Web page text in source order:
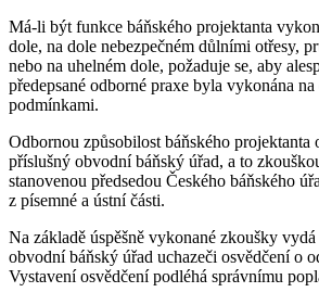
Má-li být funkce báňského projektanta
dole, na dole nebezpečném důlními otřesy,
nebo na uhelném dole, požaduje se, aby
předepsané odborné praxe byla vykonána
podmínkami.
Odbornou způsobilost báňského projektanta
příslušný obvodní báňský úřad, a to
stanovenou předsedou Českého báňského
z písemné a ústní části.
Na základě úspěšně vykonané zkoušky
obvodní báňský úřad uchazeči osvědčení o
Vystavení osvědčení podléhá správnímu